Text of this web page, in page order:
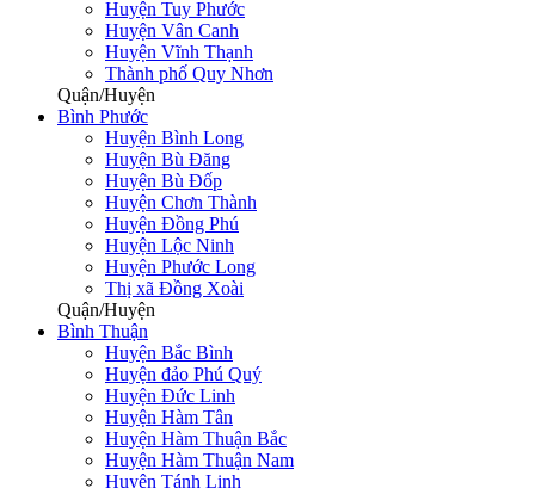
Huyện Tuy Phước
Huyện Vân Canh
Huyện Vĩnh Thạnh
Thành phố Quy Nhơn
Quận/Huyện
Bình Phước
Huyện Bình Long
Huyện Bù Đăng
Huyện Bù Đốp
Huyện Chơn Thành
Huyện Đồng Phú
Huyện Lộc Ninh
Huyện Phước Long
Thị xã Đồng Xoài
Quận/Huyện
Bình Thuận
Huyện Bắc Bình
Huyện đảo Phú Quý
Huyện Đức Linh
Huyện Hàm Tân
Huyện Hàm Thuận Bắc
Huyện Hàm Thuận Nam
Huyện Tánh Linh